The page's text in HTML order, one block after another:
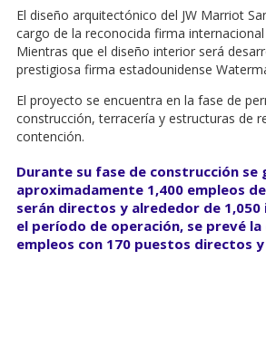
El diseño arquitectónico del JW Marriot
cargo de la reconocida firma internacional
Mientras que el diseño interior será
prestigiosa firma estadounidense
El proyecto se encuentra en la fase de
construcción, terracería y estructuras de
contención.
Durante su fase de construcción se
aproximadamente 1,400 empleos
serán directos y alrededor de 1,050
el período de operación, se prevé la
empleos con 170 puestos directos